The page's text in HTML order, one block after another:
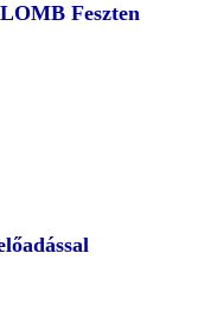
Feszten